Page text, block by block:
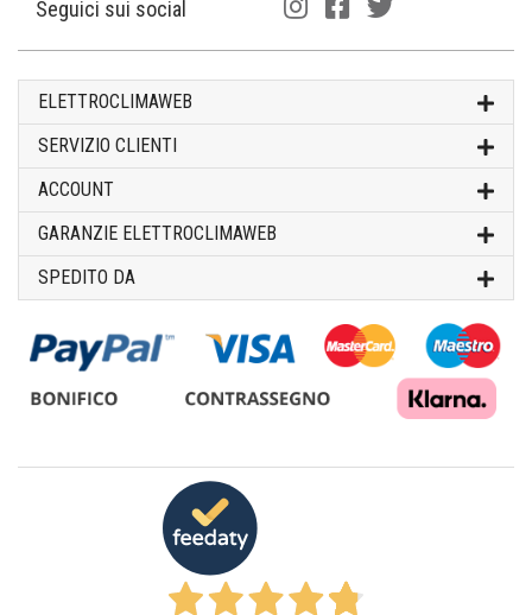
Seguici sui social
ELETTROCLIMAWEB
SERVIZIO CLIENTI
ACCOUNT
GARANZIE ELETTROCLIMAWEB
SPEDITO DA